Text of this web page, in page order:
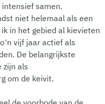
samen.
niet helemaal als een
in het gebied al kievieten
vijf jaar actief als
De belangrijkste
zijn als
om de keivit.